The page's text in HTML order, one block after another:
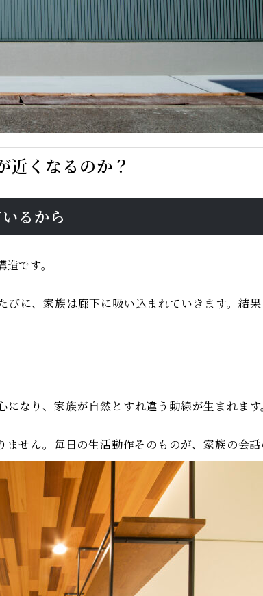
近くなるのか？
るから
です。
に、家族は廊下に吸い込まれていきます。結
なり、家族が自然とすれ違う動線が生まれま
せん。毎日の生活動作そのものが、家族の会